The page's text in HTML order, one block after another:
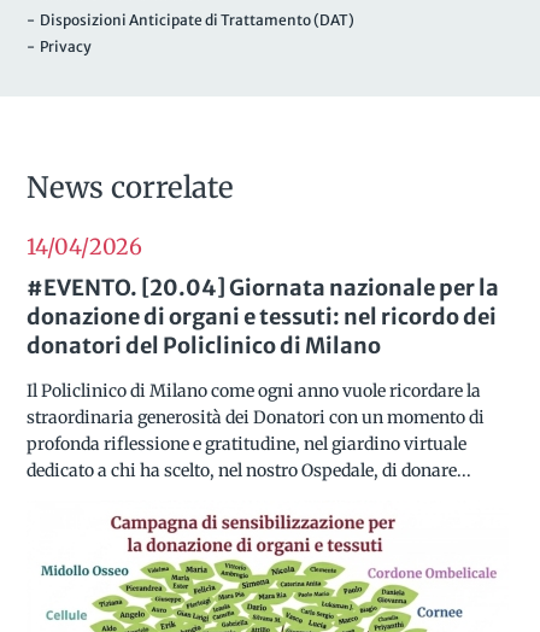
- Disposizioni Anticipate di Trattamento (DAT)
- Privacy
News correlate
14/042026
#EVENTO. [20.04] Giornata nazionale per la
donazione di organi e tessuti: nel ricordo dei
donatori del Policlinico di Milano
Il Policlinico di Milano come ogni anno vuole ricordare la
straordinaria generosità dei Donatori con un momento di
profonda riflessione e gratitudine, nel giardino virtuale
dedicato a chi ha scelto, nel nostro Ospedale, di donare...